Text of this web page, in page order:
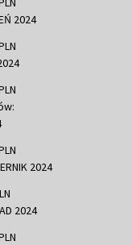
2024
2024
2024